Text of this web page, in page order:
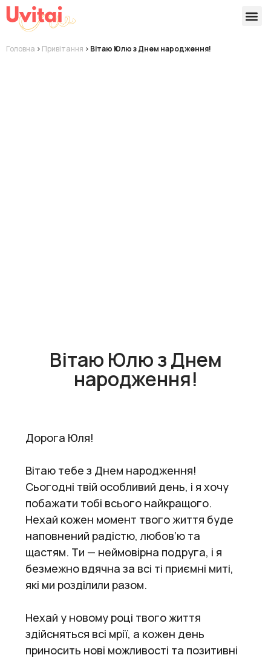
Головна > Привітання > Вітаю Юлю з Днем народження!
Вітаю Юлю з Днем
народження!
Дорога Юля!
Вітаю тебе з Днем народження!
Сьогодні твій особливий день, і я хочу
побажати тобі всього найкращого.
Нехай кожен момент твого життя буде
наповнений радістю, любов’ю та
щастям. Ти — неймовірна подруга, і я
безмежно вдячна за всі ті приємні миті,
які ми розділили разом.
Нехай у новому році твого життя
здійсняться всі мрії, а кожен день
приносить нові можливості та позитивні